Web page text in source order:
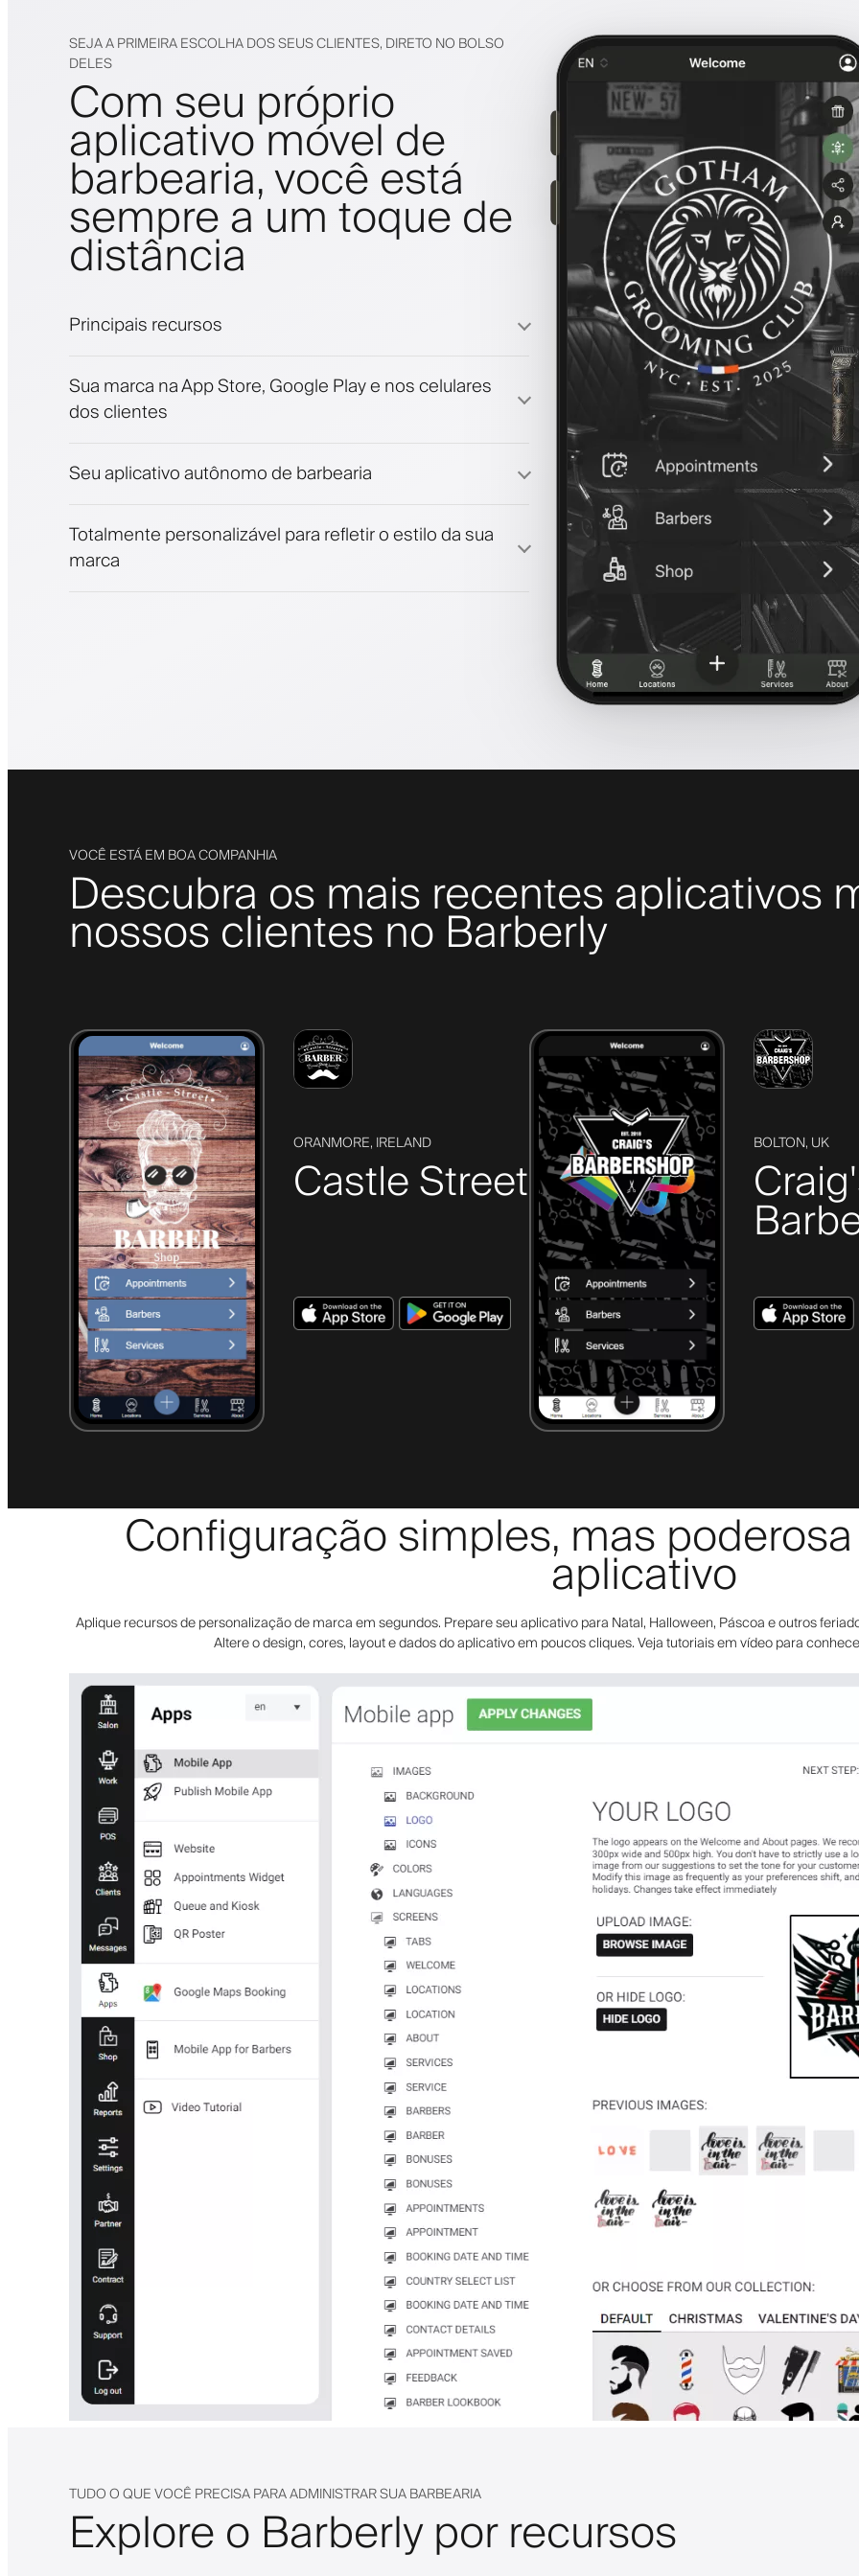
SEJA A PRIMEIRA ESCOLHA DOS SEUS CLIENTES, DIRETO NO BOLSO
DELES
Com seu próprio
aplicativo móvel de
barbearia, você está
sempre a um toque de
distância
Principais recursos
Pagamentos, depósito caução
Venda produtos de beleza
Sua marca na App Store, Google Play e nos celulares
dos clientes
Seu aplicativo autônomo de barbearia
Totalmente personalizável para refletir o estilo da sua
marca
VOCÊ ESTÁ EM BOA COMPANHIA
Descubra os mais recentes aplicativos
nossos clientes no Barberly
ORANMORE, IRELAND
Castle Street
BOLTON, UK
Configuração simples, mas
aplicativo
Aplique recursos de personalização de marca em segundos. Prepare seu aplicativo para Natal, Halloween, Páscoa e outros
Altere o design, cores, layout e dados do aplicativo em poucos cliques. Veja tutoriais em vídeo para
TUDO O QUE VOCÊ PRECISA PARA ADMINISTRAR SUA BARBEARIA
Explore o Barberly por recursos